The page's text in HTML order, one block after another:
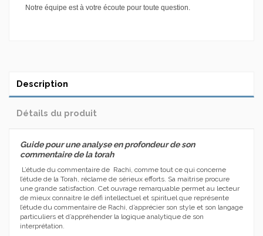
Notre équipe est à votre écoute pour toute question.
Description
Détails du produit
Guide pour une analyse en profondeur de son
commentaire de la torah
L’étude du commentaire de Rachi, comme tout ce qui concerne
l’étude de la Torah, réclame de sérieux efforts. Sa maitrise procure
une grande satisfaction. Cet ouvrage remarquable permet au lecteur
de mieux connaitre le défi intellectuel et spirituel que représente
l’étude du commentaire de Rachi, d’apprécier son style et son langage
particuliers et d’appréhender la logique analytique de son
interprétation.